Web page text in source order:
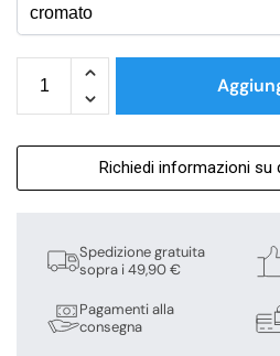
Richiedi informazioni
Spedizione gratuita
sopra i 49,90 €
Pagamenti alla
consegna